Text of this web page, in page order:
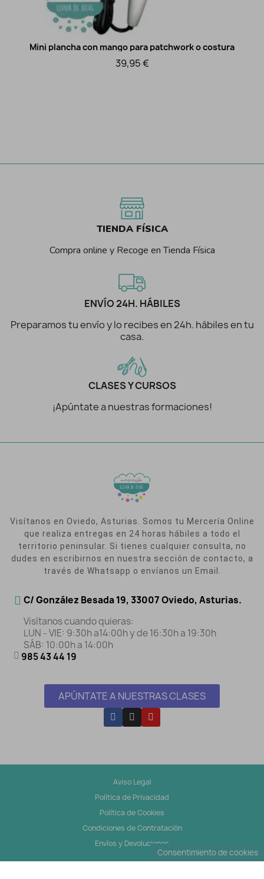
Vista rápida
Mini plancha con mango para patchwork o costura
39,95 €
TIENDA FÍSICA
Compra online y Recoge en Tienda Física
ENVÍO 24H. HÁBILES
Preparamos tu envío y lo recibes en 24h. hábiles en tu
casa.
CLASES Y CURSOS
¡Apúntate a nuestras formaciones!
Visítanos en Oviedo, Asturias. Somos tu Mercería Online
que realiza entregas en 24 horas hábiles a todo el
territorio peninsular. Si tienes cualquier consulta, no
dudes en escribirnos en nuestra sección de contacto, a
través de Whatsapp o envíanos un Email.
C/ González Besada 19, 33007 Oviedo, Asturias.
Visítanos cuando quieras:
LUN - VIE: 9:30h a14:00h y de 16:30h a 19:30h
SÁB: 10:00h a 14:00h
985 43 44 19
APÚNTATE A NUESTRAS CLASES
Aviso Legal
Política de Privacidad
Política de Cookies
Condiciones de Contratación
Envíos y Devoluciones
Consentimiento de cookies